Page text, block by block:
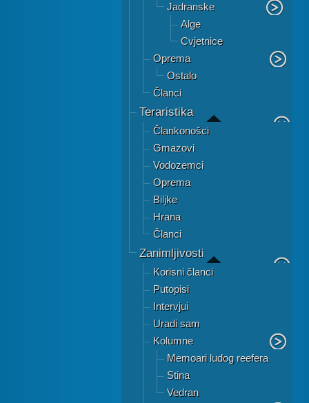
Jadranske
Alge
Cvjetnice
Oprema
Ostalo
Članci
Teraristika
Člankonošci
Gmazovi
Vodozemci
Oprema
Biljke
Hrana
Članci
Zanimljivosti
Korisni članci
Putopisi
Intervjui
Uradi sam
Kolumne
Memoari ludog reefera
Stina
Vedran